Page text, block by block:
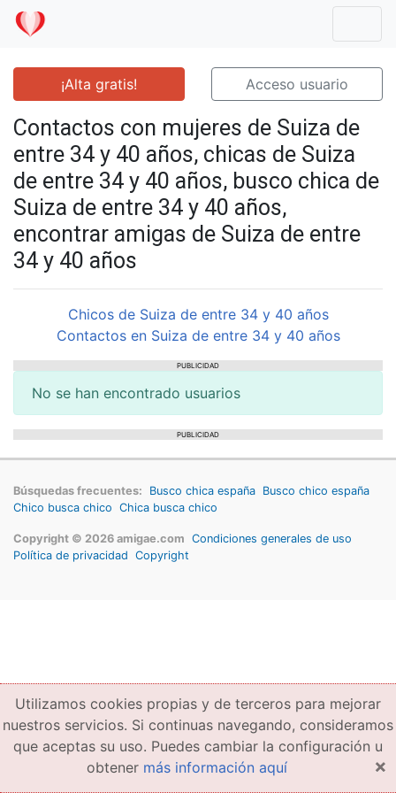
¡Alta gratis! Acceso usuario
Contactos con mujeres de Suiza de
entre 34 y 40 años, chicas de Suiza
de entre 34 y 40 años, busco chica de
Suiza de entre 34 y 40 años,
encontrar amigas de Suiza de entre
34 y 40 años
Chicos de Suiza de entre 34 y 40 años
Contactos en Suiza de entre 34 y 40 años
PUBLICIDAD
No se han encontrado usuarios
PUBLICIDAD
Búsquedas frecuentes: Busco chica españa Busco chico españa
Chico busca chico Chica busca chico
Copyright © 2026 amigae.com Condiciones generales de uso
Política de privacidad Copyright
Utilizamos cookies propias y de terceros para mejorar
nuestros servicios. Si continuas navegando, consideramos
que aceptas su uso. Puedes cambiar la configuración u
obtener más información aquí ×